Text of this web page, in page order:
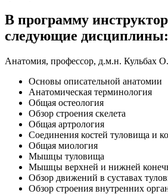
В программу
следующие дисциплины:
Анатомия, профессор, д.м.н. Кульбах
Основы описательной анатомии
Анатомическая терминология
Общая остеология
Обзор строения скелета
Общая артрология
Соединения костей туловища и
Общая миология
Мышцы туловища
Мышцы верхне­й и нижней
Обзор движений в суставах
Обзор строения внутренних